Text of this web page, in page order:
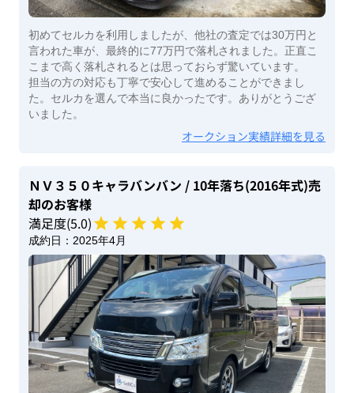
初めてセルカを利用しましたが、他社の査定では30万円と
言われた車が、最終的に77万円で落札されました。正直こ
こまで高く落札されるとは思っておらず驚いています。
担当の方の対応も丁寧で安心して進めることができまし
た。セルカを選んで本当に良かったです。ありがとうござ
いました。
オークション実績詳細を見る
ＮＶ３５０キャラバンバン / 10年落ち(2016年式)売
却のお客様
満足度(5.0)
成約日： 2025年4月